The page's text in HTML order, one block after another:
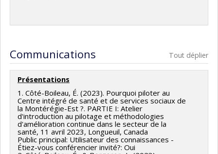
Communications Tout déplier
Présentations
1. Côté-Boileau, É. (2023). Pourquoi piloter au
Centre intégré de santé et de services sociaux de
la Montérégie-Est ?. PARTIE I: Atelier
d'introduction au pilotage et méthodologies
d'amélioration continue dans le secteur de la
santé, 11 avril 2023, Longueuil, Canada
Public principal: Utilisateur des connaissances -
Étiez-vous conférencier invité?: Oui